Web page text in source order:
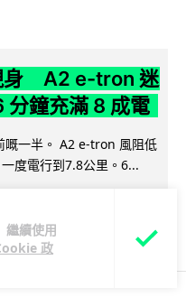
繼續使用
政
身 A2 e-tron 迷
鐘充滿 8 成電
嘅一半。 A2 e-tron 風阻低
度電行到7.8公里。6...